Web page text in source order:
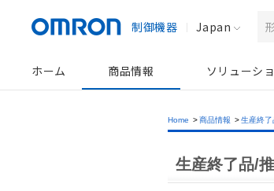
制御機器 Japan
ホーム 商品情報 ソリューシ
Home >商品情報 >生産終
生産終了品/